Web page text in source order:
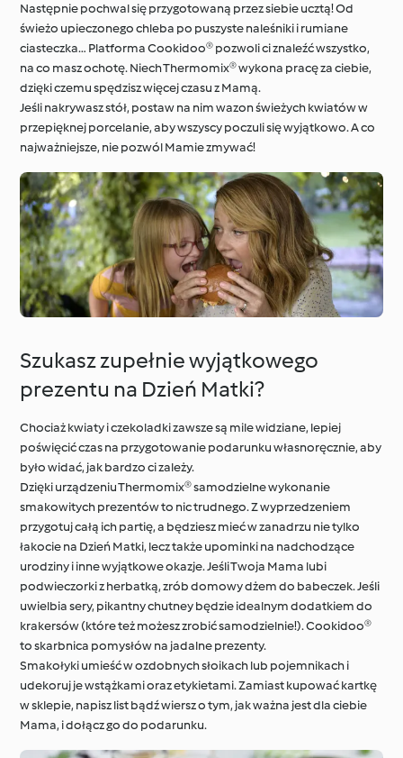
Następnie pochwal się przygotowaną przez siebie ucztą! Od
świeżo upieczonego chleba po puszyste naleśniki i rumiane
ciasteczka… Platforma Cookidoo® pozwoli ci znaleźć wszystko,
na co masz ochotę. Niech Thermomix® wykona pracę za ciebie,
dzięki czemu spędzisz więcej czasu z Mamą.
Jeśli nakrywasz stół, postaw na nim wazon świeżych kwiatów w
przepięknej porcelanie, aby wszyscy poczuli się wyjątkowo. A co
najważniejsze, nie pozwól Mamie zmywać!
Szukasz zupełnie wyjątkowego
prezentu na Dzień Matki?
Chociaż kwiaty i czekoladki zawsze są mile widziane, lepiej
poświęcić czas na przygotowanie podarunku własnoręcznie, aby
było widać, jak bardzo ci zależy.
Dzięki urządzeniu Thermomix® samodzielne wykonanie
smakowitych prezentów to nic trudnego. Z wyprzedzeniem
przygotuj całą ich partię, a będziesz mieć w zanadrzu nie tylko
łakocie na Dzień Matki, lecz także upominki na nadchodzące
urodziny i inne wyjątkowe okazje. Jeśli Twoja Mama lubi
podwieczorki z herbatką, zrób domowy dżem do babeczek. Jeśli
uwielbia sery, pikantny chutney będzie idealnym dodatkiem do
krakersów (które też możesz zrobić samodzielnie!). Cookidoo®
to skarbnica pomysłów na jadalne prezenty.
Smakołyki umieść w ozdobnych słoikach lub pojemnikach i
udekoruj je wstążkami oraz etykietami. Zamiast kupować kartkę
w sklepie, napisz list bądź wiersz o tym, jak ważna jest dla ciebie
Mama, i dołącz go do podarunku.